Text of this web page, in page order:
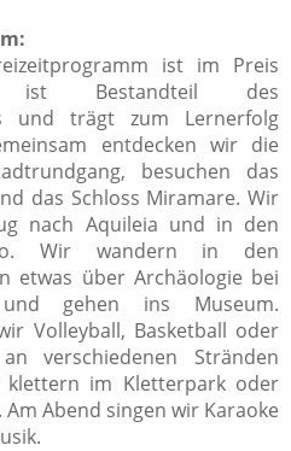
ist im Preis
ist Bestandteil des
und trägt zum Lernerfolg
entdecken wir die
besuchen das
das Schloss Miramare. Wir
nach Aquileia und in den
Wir wandern in den
etwas über Archäologie bei
gehen ins Museum.
Volleyball, Basketball oder
verschiedenen Stränden
im Kletterpark oder
Abend singen wir Karaoke